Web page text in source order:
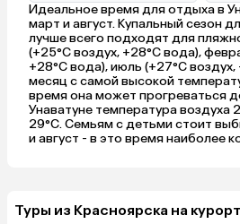
Идеальное время для отдыха в
март и август. Купальный сезон
лучше всего подходят для
(+25°C воздух, +28°C вода),
+28°C вода), июль (+27°C
месяц с самой высокой
время она может прогреваться
Унаватуне температура воздуха
29°C. Семьям с детьми стоит
и август - в это время наиболее
Туры из Красноярска на